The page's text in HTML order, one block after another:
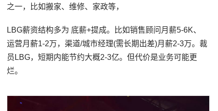
之一，比如搬家、维修、家政等，
LBG薪资结构多为 底薪+提成。比如销售顾问月薪5-6K、
运营月薪1-2万，渠道/城市经理(需长期出差)月薪2-3万。裁
员LBG，短期内能节约大概2-3亿。但代价是业务可能更
烂。